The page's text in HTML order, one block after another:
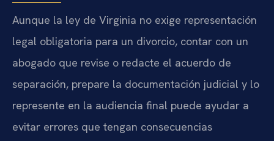
Aunque la ley de Virginia no exige representación
legal obligatoria para un divorcio, contar con un
abogado que revise o redacte el acuerdo de
separación, prepare la documentación judicial y lo
represente en la audiencia final puede ayudar a
evitar errores que tengan consecuencias